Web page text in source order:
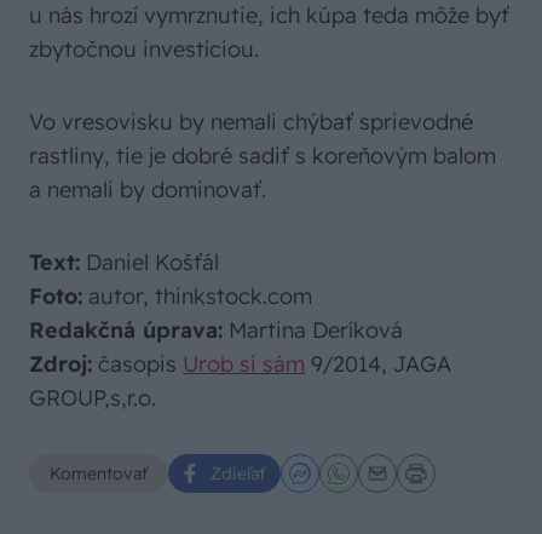
u nás hrozí vymrznutie, ich kúpa teda môže byť
zbytočnou investíciou.
Vo vresovisku by nemali chýbať sprievodné
rastliny, tie je dobré sadiť s koreňovým balom
a nemali by dominovať.
Text: Daniel Košťál
Foto: autor, thinkstock.com
Redakčná úprava: Martina Deríková
Zdroj: časopis Urob si sám 9/2014, JAGA
GROUP,s,r.o.
Komentovať Zdieľať